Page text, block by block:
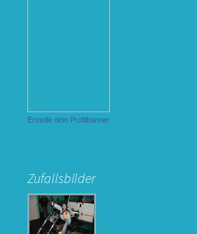
Erstelle dein Profilbanner
Zufallsbilder